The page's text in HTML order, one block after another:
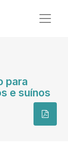
para
e suínos